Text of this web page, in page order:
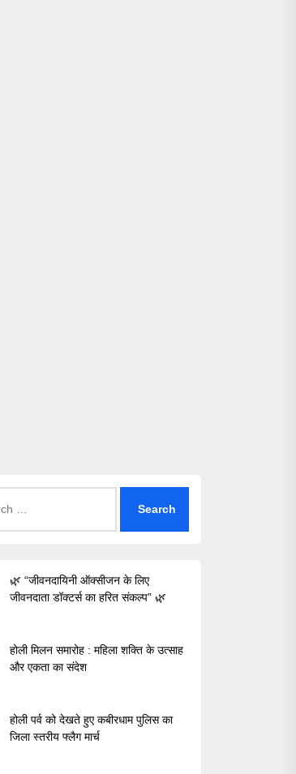
🌿 “जीवनदायिनी ऑक्सीजन के लिए
जीवनदाता डॉक्टर्स का हरित संकल्प” 🌿
होली मिलन समारोह : महिला शक्ति के उत्साह
और एकता का संदेश
होली पर्व को देखते हुए कबीरधाम पुलिस का
जिला स्तरीय फ्लैग मार्च